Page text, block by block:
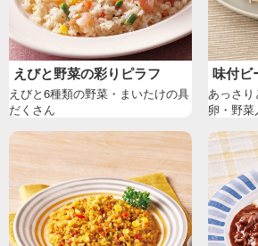
えびと野菜の彩りピラフ
えびと6種類の野菜・まいたけの具
だくさん
味付ビ
あっさり
卵・野